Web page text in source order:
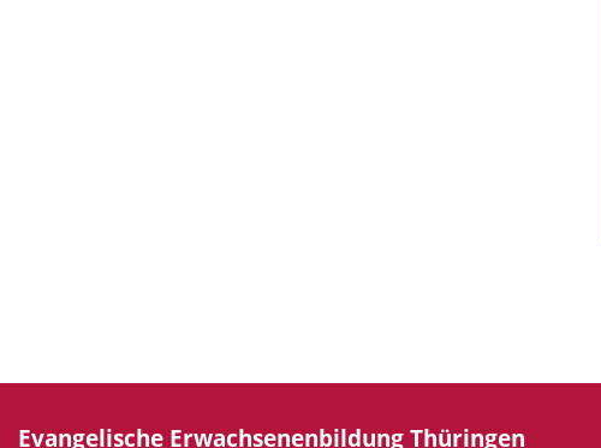
Evangelische Erwachsenenbildung Thüringen